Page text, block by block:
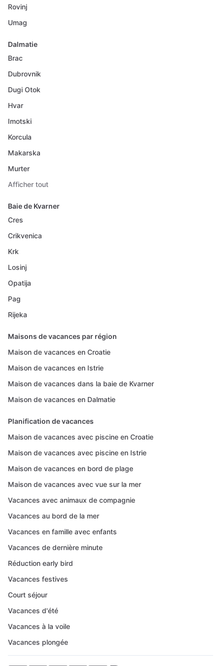
Rovinj
Umag
Dalmatie
Brac
Dubrovnik
Dugi Otok
Hvar
Imotski
Korcula
Makarska
Murter
Afficher tout
Baie de Kvarner
Cres
Crikvenica
Krk
Losinj
Opatija
Pag
Rijeka
Maisons de vacances par région
Maison de vacances en Croatie
Maison de vacances en Istrie
Maison de vacances dans la baie de Kvarner
Maison de vacances en Dalmatie
Planification de vacances
Maison de vacances avec piscine en Croatie
Maison de vacances avec piscine en Istrie
Maison de vacances en bord de plage
Maison de vacances avec vue sur la mer
Vacances avec animaux de compagnie
Vacances au bord de la mer
Vacances en famille avec enfants
Vacances de dernière minute
Réduction early bird
Vacances festives
Court séjour
Vacances d'été
Vacances à la voile
Vacances plongée